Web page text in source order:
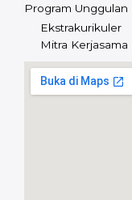
Program Unggulan
Ekstrakurikuler
Mitra Kerjasama